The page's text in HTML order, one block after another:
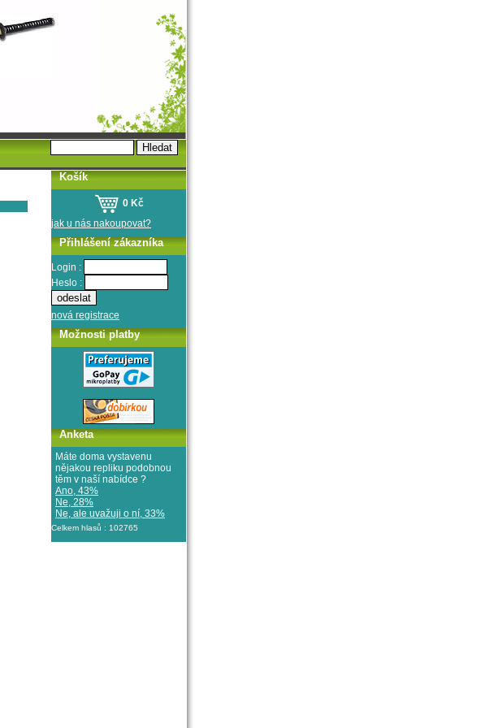
Košík
0 Kč
jak u nás nakoupovat?
Přihlášení zákazníka
Login :
Heslo :
nová registrace
Možnosti platby
Anketa
Máte doma vystavenu
nějakou repliku podobnou
těm v naší nabídce ?
Ano, 43%
Ne, 28%
Ne, ale uvažuji o ní, 33%
Celkem hlasů : 102765